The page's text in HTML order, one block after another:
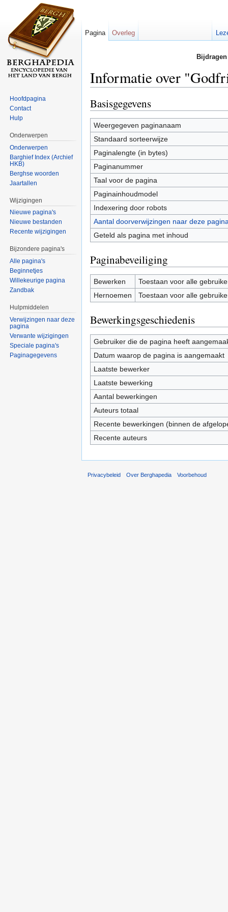
Informatie over
Basisgegevens
Weergegeven paginanaam
Standaard sorteerwijze
Paginalengte (in bytes)
Paginanummer
Taal voor de pagina
Paginainhoudmodel
Indexering door robots
Aantal doorverwijzingen naar deze
Geteld als pagina met inhoud
Paginabeveiliging
Bewerken
Toestaan voor alle
Hernoemen
Toestaan voor alle
Bewerkingsgeschiedenis
Gebruiker die de pagina heeft
Datum waarop de pagina is aangemaakt
Laatste bewerker
Laatste bewerking
Aantal bewerkingen
Auteurs totaal
Recente bewerkingen (binnen de
Recente auteurs
Pagina Overleg
Hoofdpagina
Contact
Hulp
Onderwerpen
Onderwerpen
Barghief Index (Archief
HKB)
Berghse woorden
Jaartallen
Wijzigingen
Nieuwe pagina's
Nieuwe bestanden
Recente wijzigingen
Bijzondere pagina's
Alle pagina's
Beginnetjes
Willekeurige pagina
Zandbak
Hulpmiddelen
Verwijzingen naar deze
pagina
Verwante wijzigingen
Speciale pagina's
Paginagegevens
Privacybeleid Over Berghapedia Voorbehoud